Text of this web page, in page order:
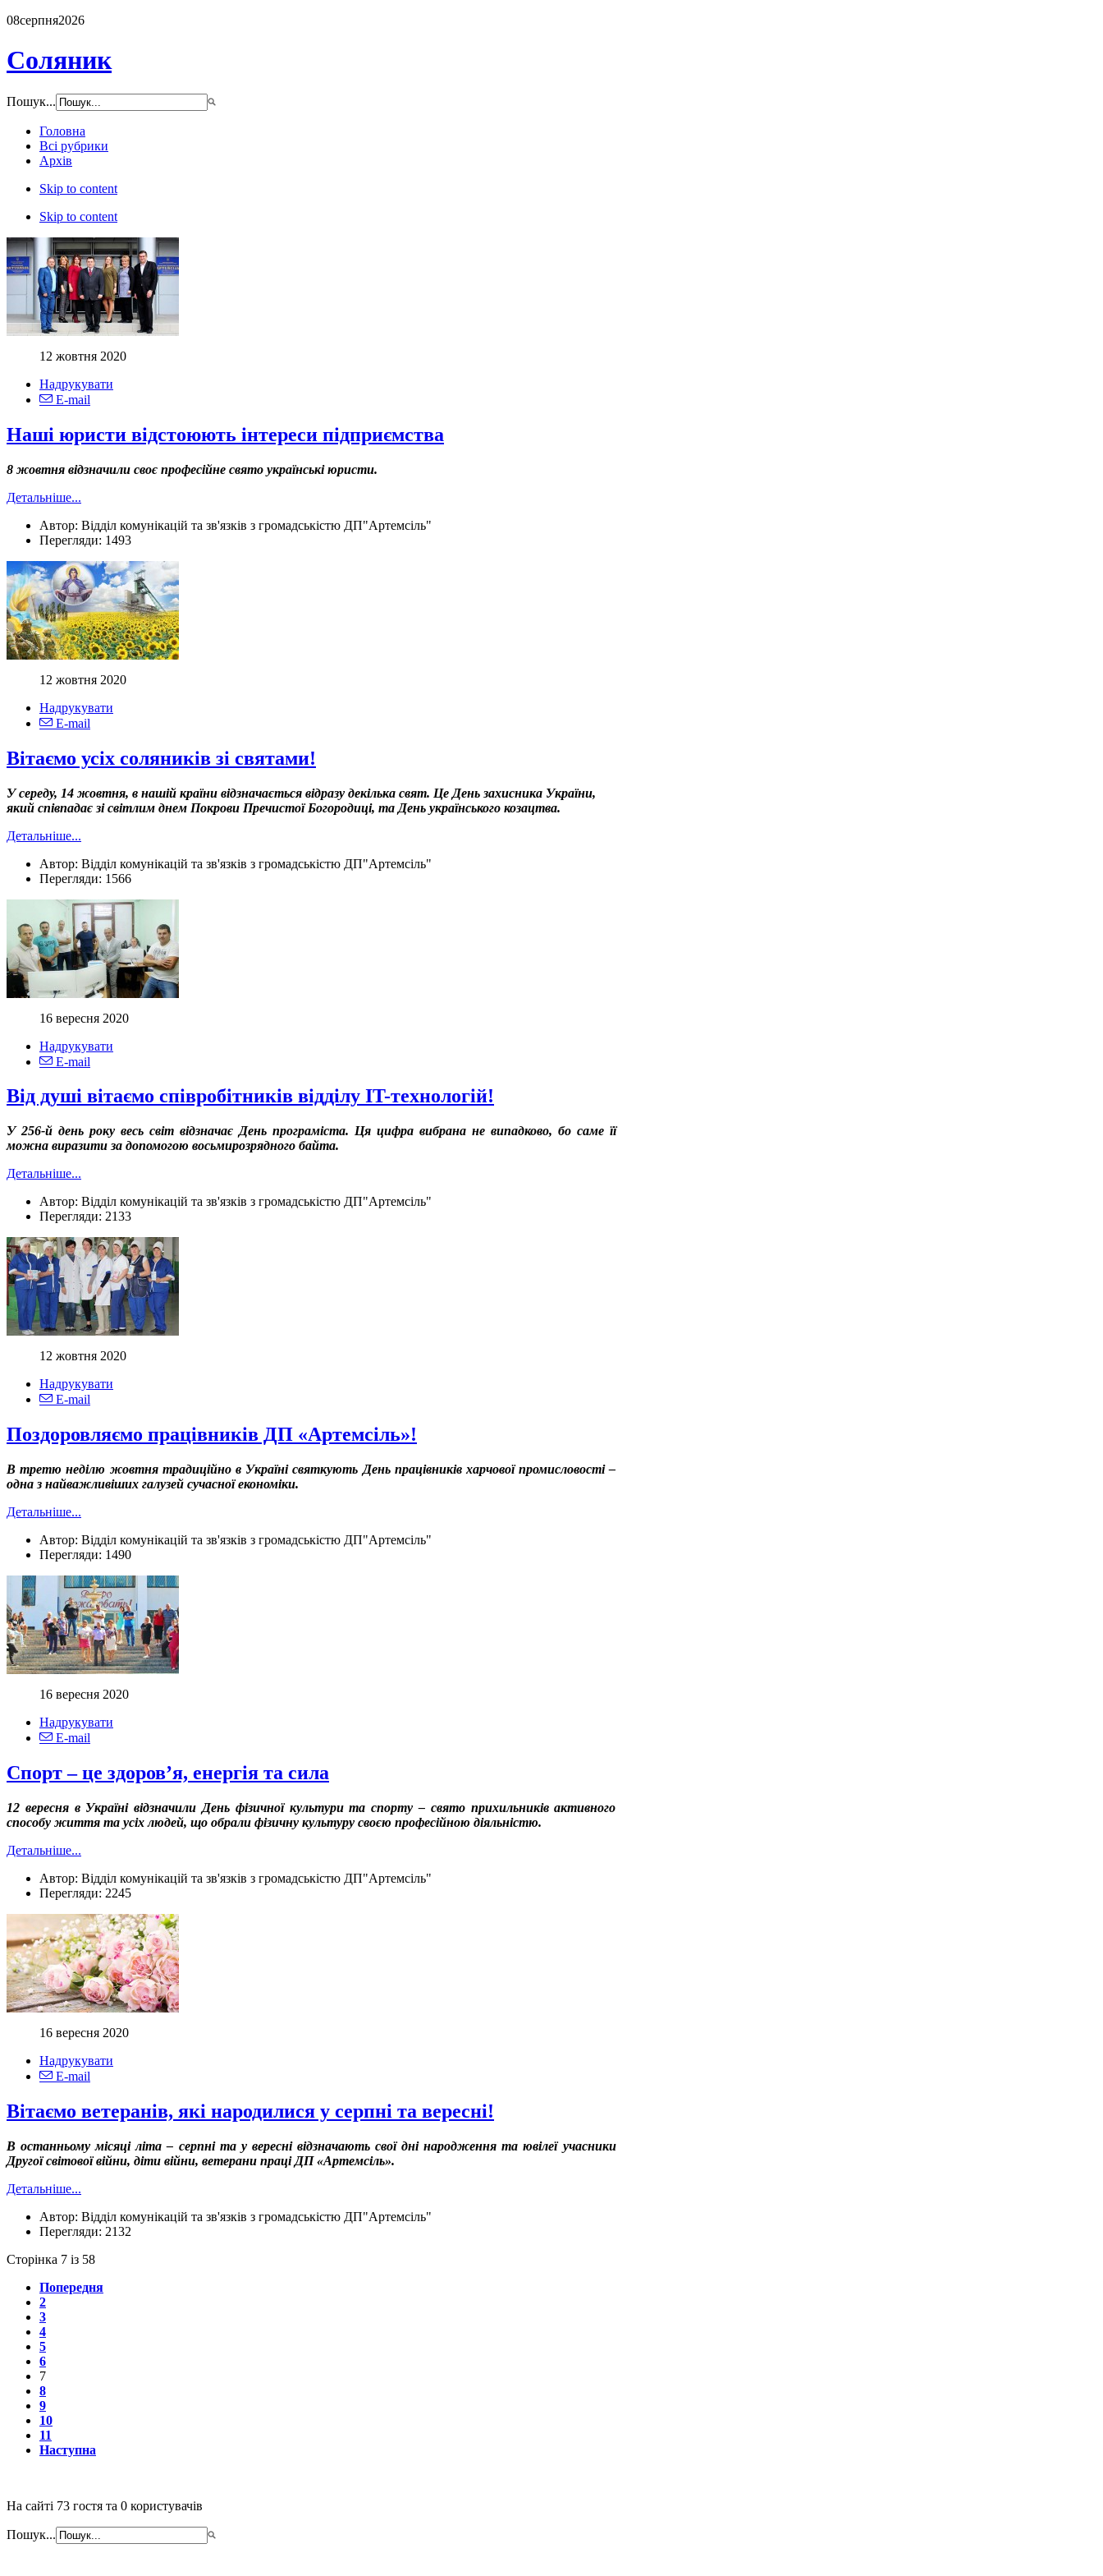
08серпня2026
Соляник
Пошук...
Головна
Всі рубрики
Архів
Skip to content
Skip to content
12 жовтня 2020
Надрукувати
E-mail
Наші юристи відстоюють інтереси підприємства
8 жовтня відзначили своє професійне свято українські юристи.
Детальніше...
Автор: Відділ комунікацій та зв'язків з громадськістю ДП"Артемсіль"
Перегляди: 1493
12 жовтня 2020
Надрукувати
E-mail
Вітаємо усіх соляників зі святами!
У середу, 14 жовтня, в нашій країни відзначається відразу декілька свят. Це День захисника України,
який співпадає зі світлим днем Покрови Пречистої Богородиці, та День українського козацтва.
Детальніше...
Автор: Відділ комунікацій та зв'язків з громадськістю ДП"Артемсіль"
Перегляди: 1566
16 вересня 2020
Надрукувати
E-mail
Від душі вітаємо співробітників відділу IT-технологій!
У 256-й день року весь світ відзначає День програміста. Ця цифра вибрана не випадково, бо саме її
можна виразити за допомогою восьмирозрядного байта.
Детальніше...
Автор: Відділ комунікацій та зв'язків з громадськістю ДП"Артемсіль"
Перегляди: 2133
12 жовтня 2020
Надрукувати
E-mail
Поздоровляємо працівників ДП «Артемсіль»!
В третю неділю жовтня традиційно в Україні святкують День працівників харчової промисловості –
одна з найважливіших галузей сучасної економіки.
Детальніше...
Автор: Відділ комунікацій та зв'язків з громадськістю ДП"Артемсіль"
Перегляди: 1490
16 вересня 2020
Надрукувати
E-mail
Спорт – це здоров’я, енергія та сила
12 вересня в Україні відзначили День фізичної культури та спорту – свято прихильників активного
способу життя та усіх людей, що обрали фізичну культуру своєю професійною діяльністю.
Детальніше...
Автор: Відділ комунікацій та зв'язків з громадськістю ДП"Артемсіль"
Перегляди: 2245
16 вересня 2020
Надрукувати
E-mail
Вітаємо ветеранів, які народилися у серпні та вересні!
В останньому місяці літа – серпні та у вересні відзначають свої дні народження та ювілеї учасники
Другої світової війни, діти війни, ветерани праці ДП «Артемсіль».
Детальніше...
Автор: Відділ комунікацій та зв'язків з громадськістю ДП"Артемсіль"
Перегляди: 2132
Сторінка 7 із 58
Попередня
2
3
4
5
6
7
8
9
10
11
Наступна
На сайті 73 гостя та 0 користувачів
Пошук...